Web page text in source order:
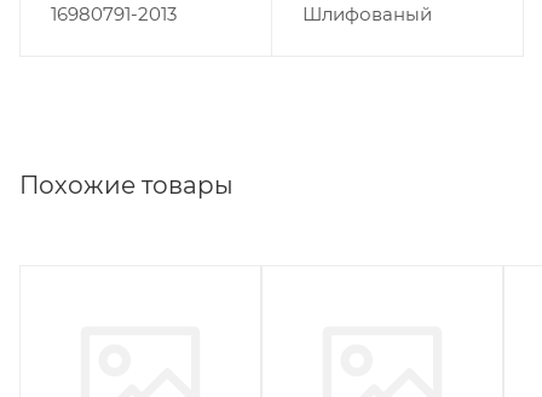
16980791-2013
Шлифованый
Похожие товары